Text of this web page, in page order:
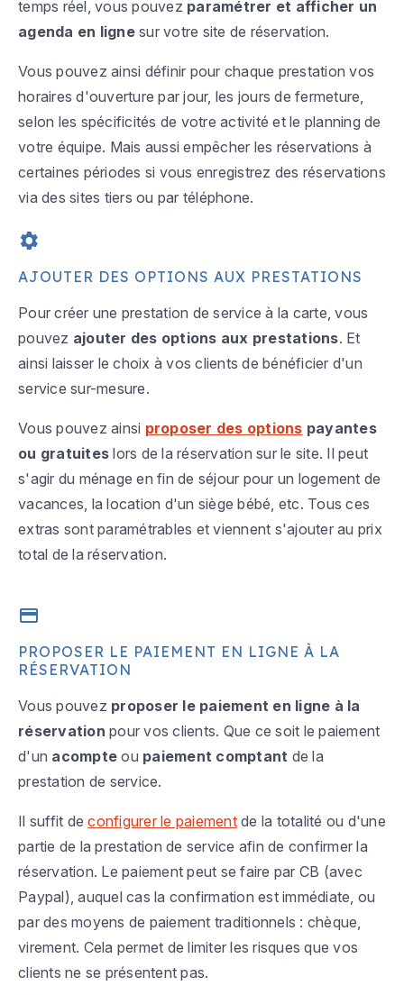
temps réel, vous pouvez paramétrer et afficher un
agenda en lignesur votre site de réservation.
Vous pouvez ainsi définir pour chaque prestation vos
horaires d'ouverture par jour, les jours de fermeture,
selon les spécificités de votre activité et le planning de
votre équipe. Mais aussi empêcher les réservations à
certaines périodes si vous enregistrez des réservations
via des sites tiers ou par téléphone.
AJOUTER DES OPTIONS AUX PRESTATIONS
Pour créer une prestation de service à la carte, vous
pouvez ajouter des options aux prestations. Et
ainsi laisser le choix à vos clients de bénéficier d'un
service sur-mesure.
Vous pouvez ainsi proposer des options payantes
ou gratuites lors de la réservation sur le site. Il peut
s'agir du ménage en fin de séjour pour un logement de
vacances, la location d'un siège bébé, etc. Tous ces
extras sont paramétrables et viennent s'ajouter au prix
total de la réservation.
PROPOSER LE PAIEMENT EN LIGNE À LA
RÉSERVATION
Vous pouvez proposer le paiement en ligne à la
réservation pour vos clients. Que ce soit le paiement
d'un acompte ou paiement comptant de la
prestation de service.
Il suffit deconfigurer le paiementde la totalité ou d'une
partie de la prestation de service afin de confirmer la
réservation. Le paiement peut se faire par CB (avec
Paypal), auquel cas la confirmation est immédiate, ou
par des moyens de paiement traditionnels : chèque,
virement. Cela permet de limiter les risques que vos
clients ne se présentent pas.